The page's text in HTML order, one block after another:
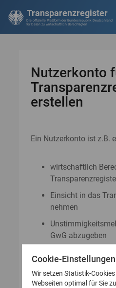
Transparenzregister
Die offizielle Plattform der Bundesrepublik Deutschland
für Daten zu wirtschaftlich Berechtigten
Nutzerkonto
erstellen
Ein Nutzerkonto ist z.B.
wirtschaftlich
Einsicht in das
nehmen
GwG abzugeben
GwG zu stellen
Cookie-Einstellungen
Wir setzen Statistik-
Webseiten optimal für Sie